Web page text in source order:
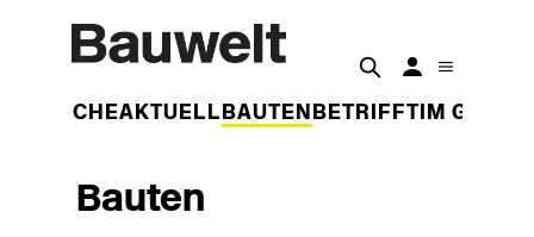
WOCHEAKTUELL BAUTEN BETRIFFT IM
Bauten